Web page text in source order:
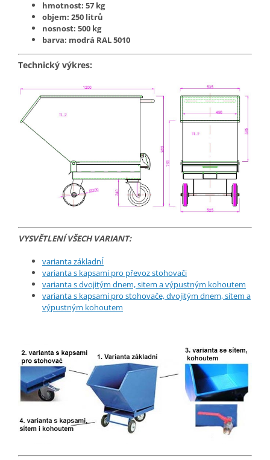
hmotnost: 57 kg
objem: 250 litrů
nosnost: 500 kg
barva: modrá RAL 5010
Technický výkres:
VYSVĚTLENÍ VŠECH VARIANT:
varianta základnÍ
varianta s kapsami pro převoz stohovači
varianta s dvojitým dnem, sitem a výpustným kohoutem
varianta s kapsami pro stohovače, dvojitým dnem, sítem a
výpustným kohoutem